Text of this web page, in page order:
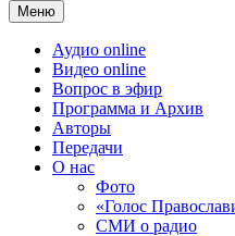
Меню
Аудио online
Видео online
Вопрос в эфир
Программа и Архив
Авторы
Передачи
О нас
Фото
«Голос
СМИ о радио